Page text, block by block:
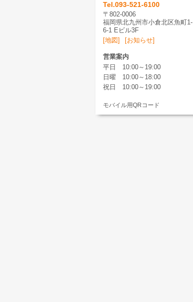
Tel.093-521-6100
〒802-0006
福岡県北九州市小倉北区魚町1-
6-1 Eビル3F
[地図]
[お知らせ]
営業案内
平日 10:00～19:00
日曜 10:00～18:00
祝日 10:00～19:00
モバイル用QRコード